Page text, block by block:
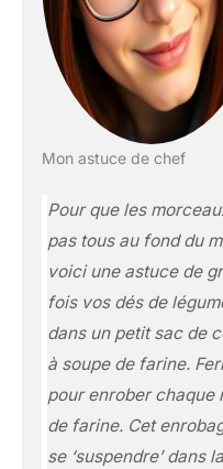
Mon astuce de chef
Pour que les
pas tous au fond du
voici une astuce de
fois vos dés de
dans un petit sac de
à soupe de farine.
pour enrober chaque
de farine. Cet
se ‘suspendre’ dans